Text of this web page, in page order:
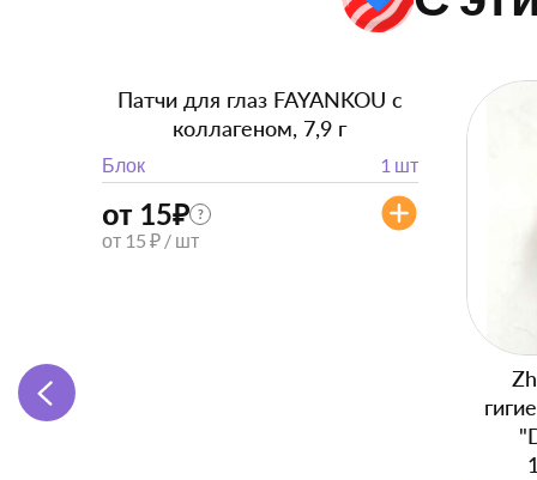
Патчи для глаз FAYANKOU с
коллагеном, 7,9 г
Блок 1 шт
от 15₽ ?
от 15 ₽ / шт